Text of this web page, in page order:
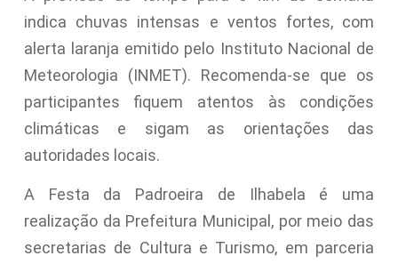
indica chuvas intensas e ventos fortes, com
alerta laranja emitido pelo Instituto Nacional de
Meteorologia (INMET). Recomenda-se que os
participantes fiquem atentos às condições
climáticas e sigam as orientações das
autoridades locais.
A Festa da Padroeira de Ilhabela é uma
realização da Prefeitura Municipal, por meio das
secretarias de Cultura e Turismo, em parceria